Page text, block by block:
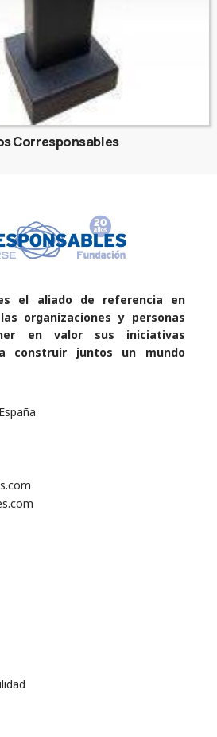
Corresponsables
es el aliado de referencia en
organizaciones y personas
en valor sus iniciativas
construir juntos un mundo